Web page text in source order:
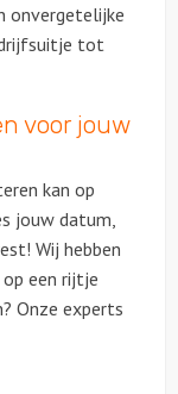
onvergetelijke
tot
voor jouw
kan op
jouw datum,
Wij hebben
een rijtje
Onze experts